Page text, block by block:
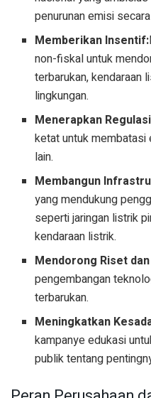
penurunan emisi
Memberikan Insentif:
non-fiskal untuk
terbarukan, kendaraan
lingkungan.
Menerapkan
ketat untuk
lain.
Membangun
yang mendukung
seperti jaringan listrik
kendaraan listrik.
Mendorong Riset
pengembangan
terbarukan.
Meningkatkan
kampanye edukasi
publik tentang